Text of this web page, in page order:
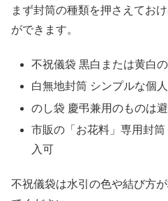
まず封筒の種類を押さえてお
ができます。
不祝儀袋 黒白または黄白の
白無地封筒 シンプルな個
のし袋 慶弔兼用のものは
市販の「お花料」専用封
入可
不祝儀袋は水引の色や結び方